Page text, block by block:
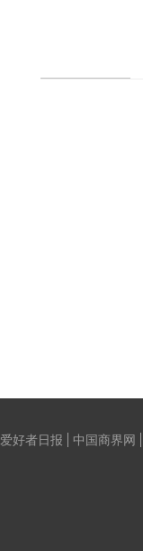
爱好者日报 中国商界网